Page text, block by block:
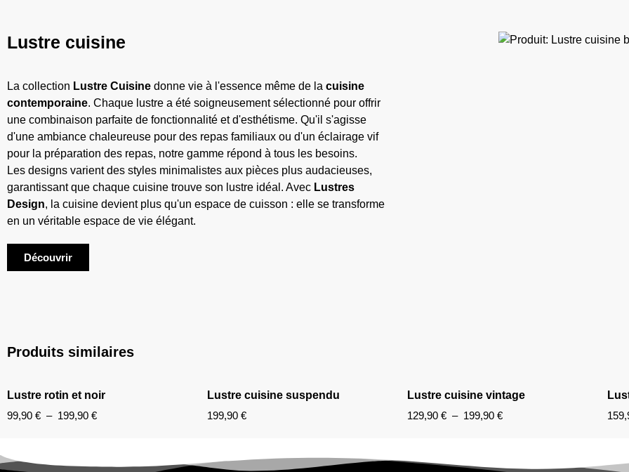
Lustre cuisine
La collection Lustre Cuisine donne vie à l'essence même de la cuisine
contemporaine. Chaque lustre a été soigneusement sélectionné pour offrir
une combinaison parfaite de fonctionnalité et d'esthétisme. Qu'il s'agisse
d'une ambiance chaleureuse pour des repas familiaux ou d'un éclairage vif
pour la préparation des repas, notre gamme répond à tous les besoins.
Les designs varient des styles minimalistes aux pièces plus audacieuses,
garantissant que chaque cuisine trouve son lustre idéal. Avec Lustres
Design, la cuisine devient plus qu'un espace de cuisson : elle se transforme
en un véritable espace de vie élégant.
Découvrir
Produits similaires
Lustre rotin et noir
99,90 € – 199,90 €
Lustre cuisine suspendu
199,90 €
Lustre cuisine vintage
129,90 € – 199,90 €